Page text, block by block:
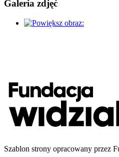
Galeria zdjęć
Szablon strony opracowany przez